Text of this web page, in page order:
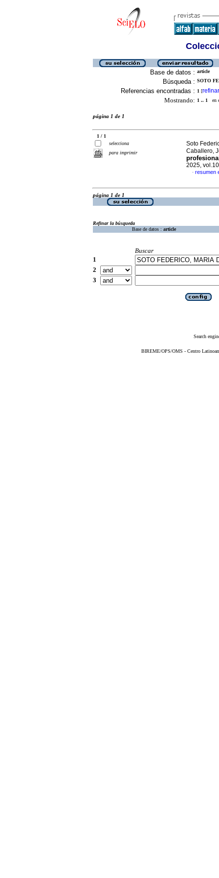
Base de datos : article
Búsqueda : SOTO
Referencias encontradas : 1 [refinar
Mostrando: 1 .. 1 en
página 1 de 1
1 / 1
selecciona
para imprimir
Soto
Caballero,
2025,
· resumen
página 1 de 1
Refinar la búsqueda
Base de datos : article
Buscar
1
2
3
Search
BIREME/OPS/OMS - Centro